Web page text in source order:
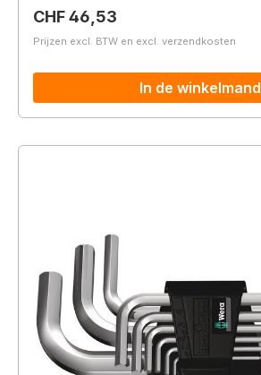
Normale prijs:
CHF 46,53
Prijzen excl. BTW en excl. verzendkosten
In de winkelmand